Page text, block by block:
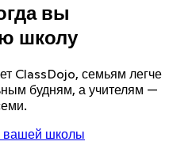
вы
школу
ClassDojo, семьям легче
будням, а учителям —
вашей школы